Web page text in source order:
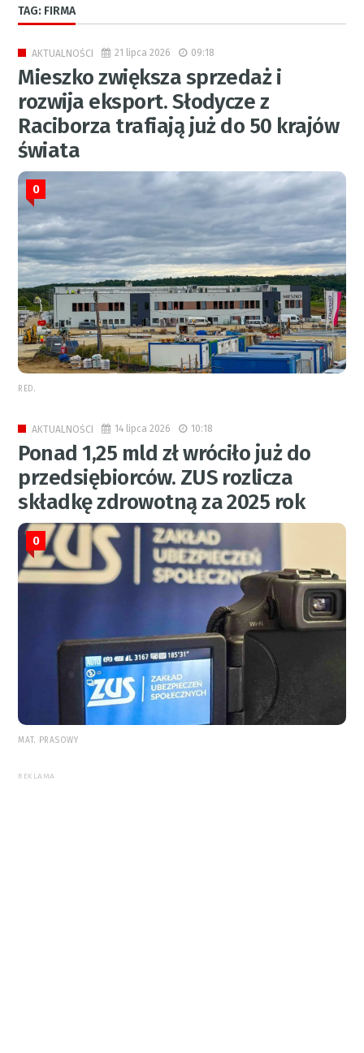
TAG: FIRMA
AKTUALNOŚCI 21 lipca 2026 09:18
Mieszko zwiększa sprzedaż i
rozwija eksport. Słodycze z
Raciborza trafiają już do 50 krajów
świata
0
RED.
AKTUALNOŚCI 14 lipca 2026 10:18
Ponad 1,25 mld zł wróciło już do
przedsiębiorców. ZUS rozlicza
składkę zdrowotną za 2025 rok
0
MAT. PRASOWY
REKLAMA